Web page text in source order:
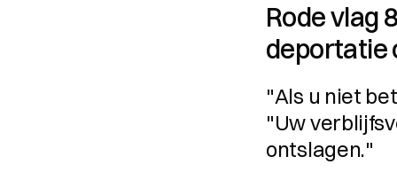
Rode vlag
deportatie
"Als u niet
"Uw
ontslagen."